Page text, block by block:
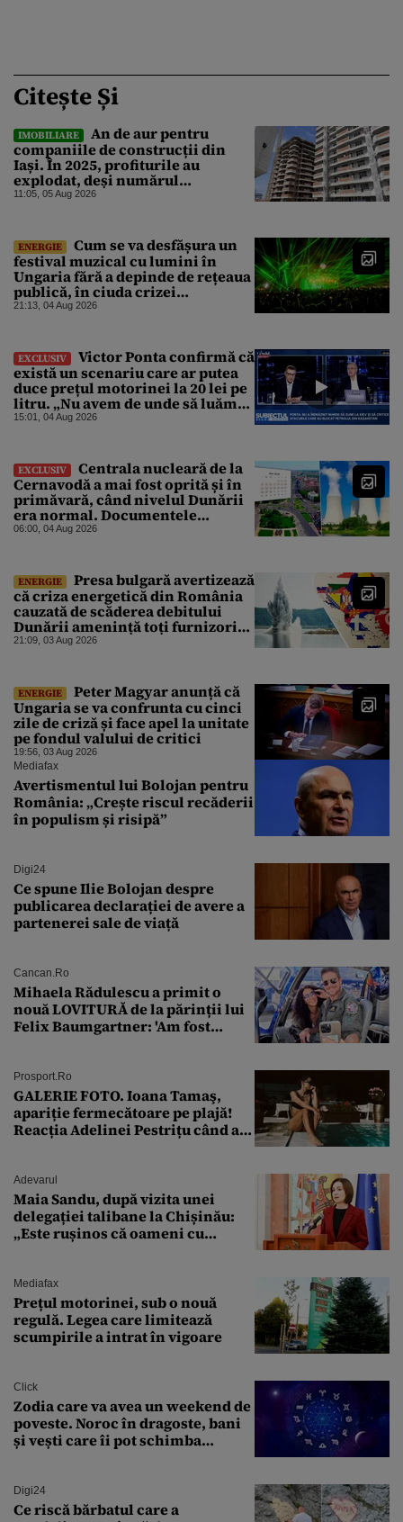
Citește Și
IMOBILIARE
An de aur pentru
companiile de construcții din
Iași. În 2025, profiturile au
explodat, deși numărul
angajaților a scăzut
11:05, 05 Aug 2026
ENERGIE
Cum se va desfășura un
festival muzical cu lumini în
Ungaria fără a depinde de rețeaua
publică, în ciuda crizei
energetice
21:13, 04 Aug 2026
EXCLUSIV
Victor Ponta confirmă că
există un scenariu care ar putea
duce prețul motorinei la 20 lei pe
litru. „Nu avem de unde să luăm
petrol”
15:01, 04 Aug 2026
EXCLUSIV
Centrala nucleară de la
Cernavodă a mai fost oprită și în
primăvară, când nivelul Dunării
era normal. Documentele
descoperite de Gândul arată că
06:00, 04 Aug 2026
ENERGIE
Presa bulgară avertizează
că criza energetică din România
cauzată de scăderea debitului
Dunării amenință toți furnizorii
balcanici de electricitate
21:09, 03 Aug 2026
ENERGIE
Peter Magyar anunță că
Ungaria se va confrunta cu cinci
zile de criză și face apel la unitate
pe fondul valului de critici
19:56, 03 Aug 2026
Mediafax
Avertismentul lui Bolojan pentru
România: „Crește riscul recăderii
în populism și risipă”
Digi24
Ce spune Ilie Bolojan despre
publicarea declarației de avere a
partenerei sale de viață
Cancan.ro
Mihaela Rădulescu a primit o
nouă LOVITURĂ de la părinții lui
Felix Baumgartner: 'Am fost
Prosport.ro
GALERIE FOTO. Ioana Tamaş,
apariție fermecătoare pe plajă!
Reacția Adelinei Pestrițu când a
Adevarul
Maia Sandu, după vizita unei
delegației talibane la Chișinău:
„Este rușinos că oameni cu
Mediafax
Prețul motorinei, sub o nouă
regulă. Legea care limitează
scumpirile a intrat în vigoare
Click
Zodia care va avea un weekend de
poveste. Noroc în dragoste, bani
și vești care îi pot schimba
Digi24
Ce riscă bărbatul care a